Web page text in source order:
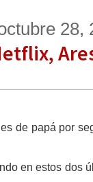
28,
de papá por
en estos dos